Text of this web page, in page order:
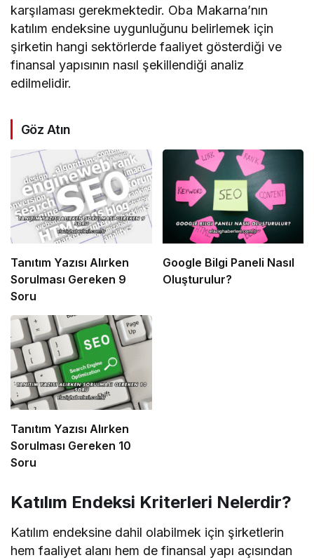
karşılaması gerekmektedir. Oba Makarna’nın
katılım endeksine uygunluğunu belirlemek için
şirketin hangi sektörlerde faaliyet gösterdiği ve
finansal yapısının nasıl şekillendiği analiz
edilmelidir.
Göz Atın
Tanıtım Yazısı Alırken
Sorulması Gereken 9
Soru
Google Bilgi Paneli Nasıl
Oluşturulur?
Tanıtım Yazısı Alırken
Sorulması Gereken 10
Soru
Katılım Endeksi Kriterleri Nelerdir?
Katılım endeksine dahil olabilmek için şirketlerin
hem faaliyet alanı hem de finansal yapı açısından